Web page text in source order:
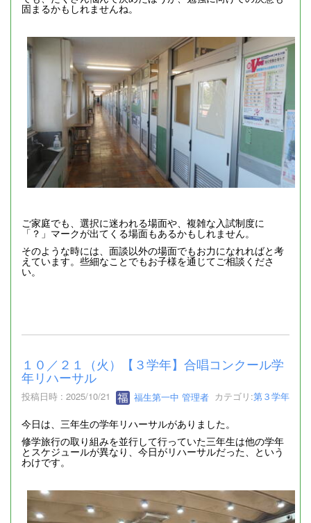
固まるかもしれませんね。
ご家庭でも、選択に迷われる場面や、複雑な入試制度に
「？」マークが出てくる場面もあるかもしれません。
そのような時には、面談以外の場面でもお力になれればと考
えています。些細なことでもお子様を通じてご相談くださ
い。
１０／２１（火）【３学年】合唱コンクール学
年リハーサル
投稿日時 : 2025/10/21 福生第一中 管理者 カテゴリ:第３学年
今日は、三年生の学年リハーサルがありました。
修学旅行の取り組みを並行して行っていた三年生は他の学年
とスケジュールが異なり、今日がリハーサルだった、という
わけです。